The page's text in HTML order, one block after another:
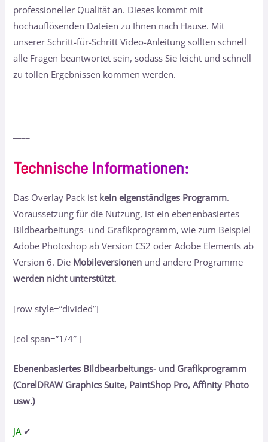
professioneller Qualität an. Dieses kommt mit
hochauflösenden Dateien zu Ihnen nach Hause. Mit
unserer Schritt-für-Schritt Video-Anleitung sollten schnell
alle Fragen beantwortet sein, sodass Sie leicht und schnell
zu tollen Ergebnissen kommen werden.
Technische Informationen:
Das Overlay Pack ist kein eigenständiges Programm.
Voraussetzung für die Nutzung, ist ein ebenenbasiertes
Bildbearbeitungs- und Grafikprogramm, wie zum Beispiel
Adobe Photoshop ab Version CS2 oder Adobe Elements ab
Version 6. Die Mobileversionen und andere Programme
werden nicht unterstützt.
[row style=”divided”]
[col span=”1/4″ ]
Ebenenbasiertes Bildbearbeitungs- und Grafikprogramm
(CorelDRAW Graphics Suite, PaintShop Pro, Affinity Photo
usw.)
JA ✔